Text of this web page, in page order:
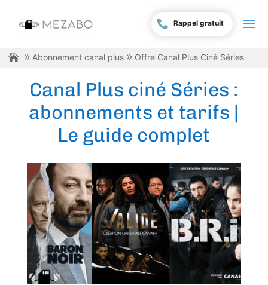
Rappel gratuit
Abonnement canal plus Offre Canal Plus Ciné Séries
Canal Plus ciné Séries :
abonnements et tarifs |
Le guide complet